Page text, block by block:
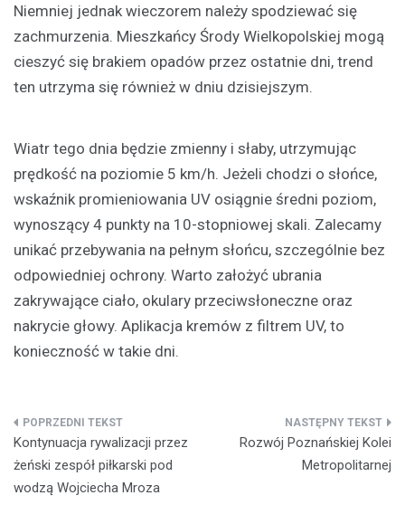
Niemniej jednak wieczorem należy spodziewać się
zachmurzenia. Mieszkańcy Środy Wielkopolskiej mogą
cieszyć się brakiem opadów przez ostatnie dni, trend
ten utrzyma się również w dniu dzisiejszym.
Wiatr tego dnia będzie zmienny i słaby, utrzymując
prędkość na poziomie 5 km/h. Jeżeli chodzi o słońce,
wskaźnik promieniowania UV osiągnie średni poziom,
wynoszący 4 punkty na 10-stopniowej skali. Zalecamy
unikać przebywania na pełnym słońcu, szczególnie bez
odpowiedniej ochrony. Warto założyć ubrania
zakrywające ciało, okulary przeciwsłoneczne oraz
nakrycie głowy. Aplikacja kremów z filtrem UV, to
konieczność w takie dni.
Nawigacja
wpisu
Kontynuacja rywalizacji przez
żeński zespół piłkarski pod
wodzą Wojciecha Mroza
Rozwój Poznańskiej Kolei
Metropolitarnej